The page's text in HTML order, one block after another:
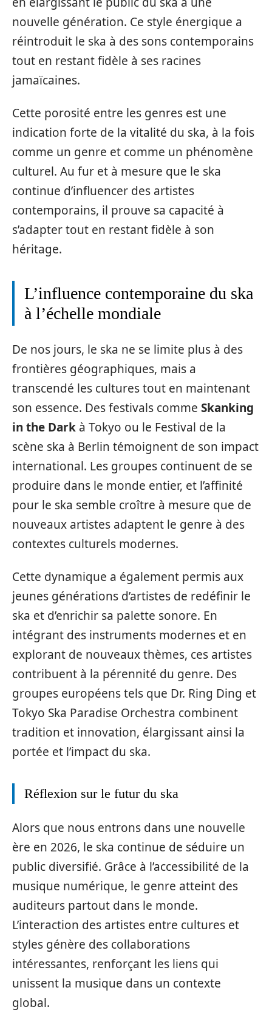
nouvelle génération. Ce style énergique a
réintroduit le ska à des sons contemporains
tout en restant fidèle à ses racines
jamaïcaines.
Cette porosité entre les genres est une
indication forte de la vitalité du ska, à la fois
comme un genre et comme un phénomène
culturel. Au fur et à mesure que le ska
continue d’influencer des artistes
contemporains, il prouve sa capacité à
s’adapter tout en restant fidèle à son
héritage.
L’influence contemporaine du ska
à l’échelle mondiale
De nos jours, le ska ne se limite plus à des
frontières géographiques, mais a
transcendé les cultures tout en maintenant
son essence. Des festivals comme Skanking
in the Dark à Tokyo ou le Festival de la
scène ska à Berlin témoignent de son impact
international. Les groupes continuent de se
produire dans le monde entier, et l’affinité
pour le ska semble croître à mesure que de
nouveaux artistes adaptent le genre à des
contextes culturels modernes.
Cette dynamique a également permis aux
jeunes générations d’artistes de redéfinir le
ska et d’enrichir sa palette sonore. En
intégrant des instruments modernes et en
explorant de nouveaux thèmes, ces artistes
contribuent à la pérennité du genre. Des
groupes européens tels que Dr. Ring Ding et
Tokyo Ska Paradise Orchestra combinent
tradition et innovation, élargissant ainsi la
portée et l’impact du ska.
Réflexion sur le futur du ska
Alors que nous entrons dans une nouvelle
ère en 2026, le ska continue de séduire un
public diversifié. Grâce à l’accessibilité de la
musique numérique, le genre atteint des
auditeurs partout dans le monde.
L’interaction des artistes entre cultures et
styles génère des collaborations
intéressantes, renforçant les liens qui
unissent la musique dans un contexte
global.